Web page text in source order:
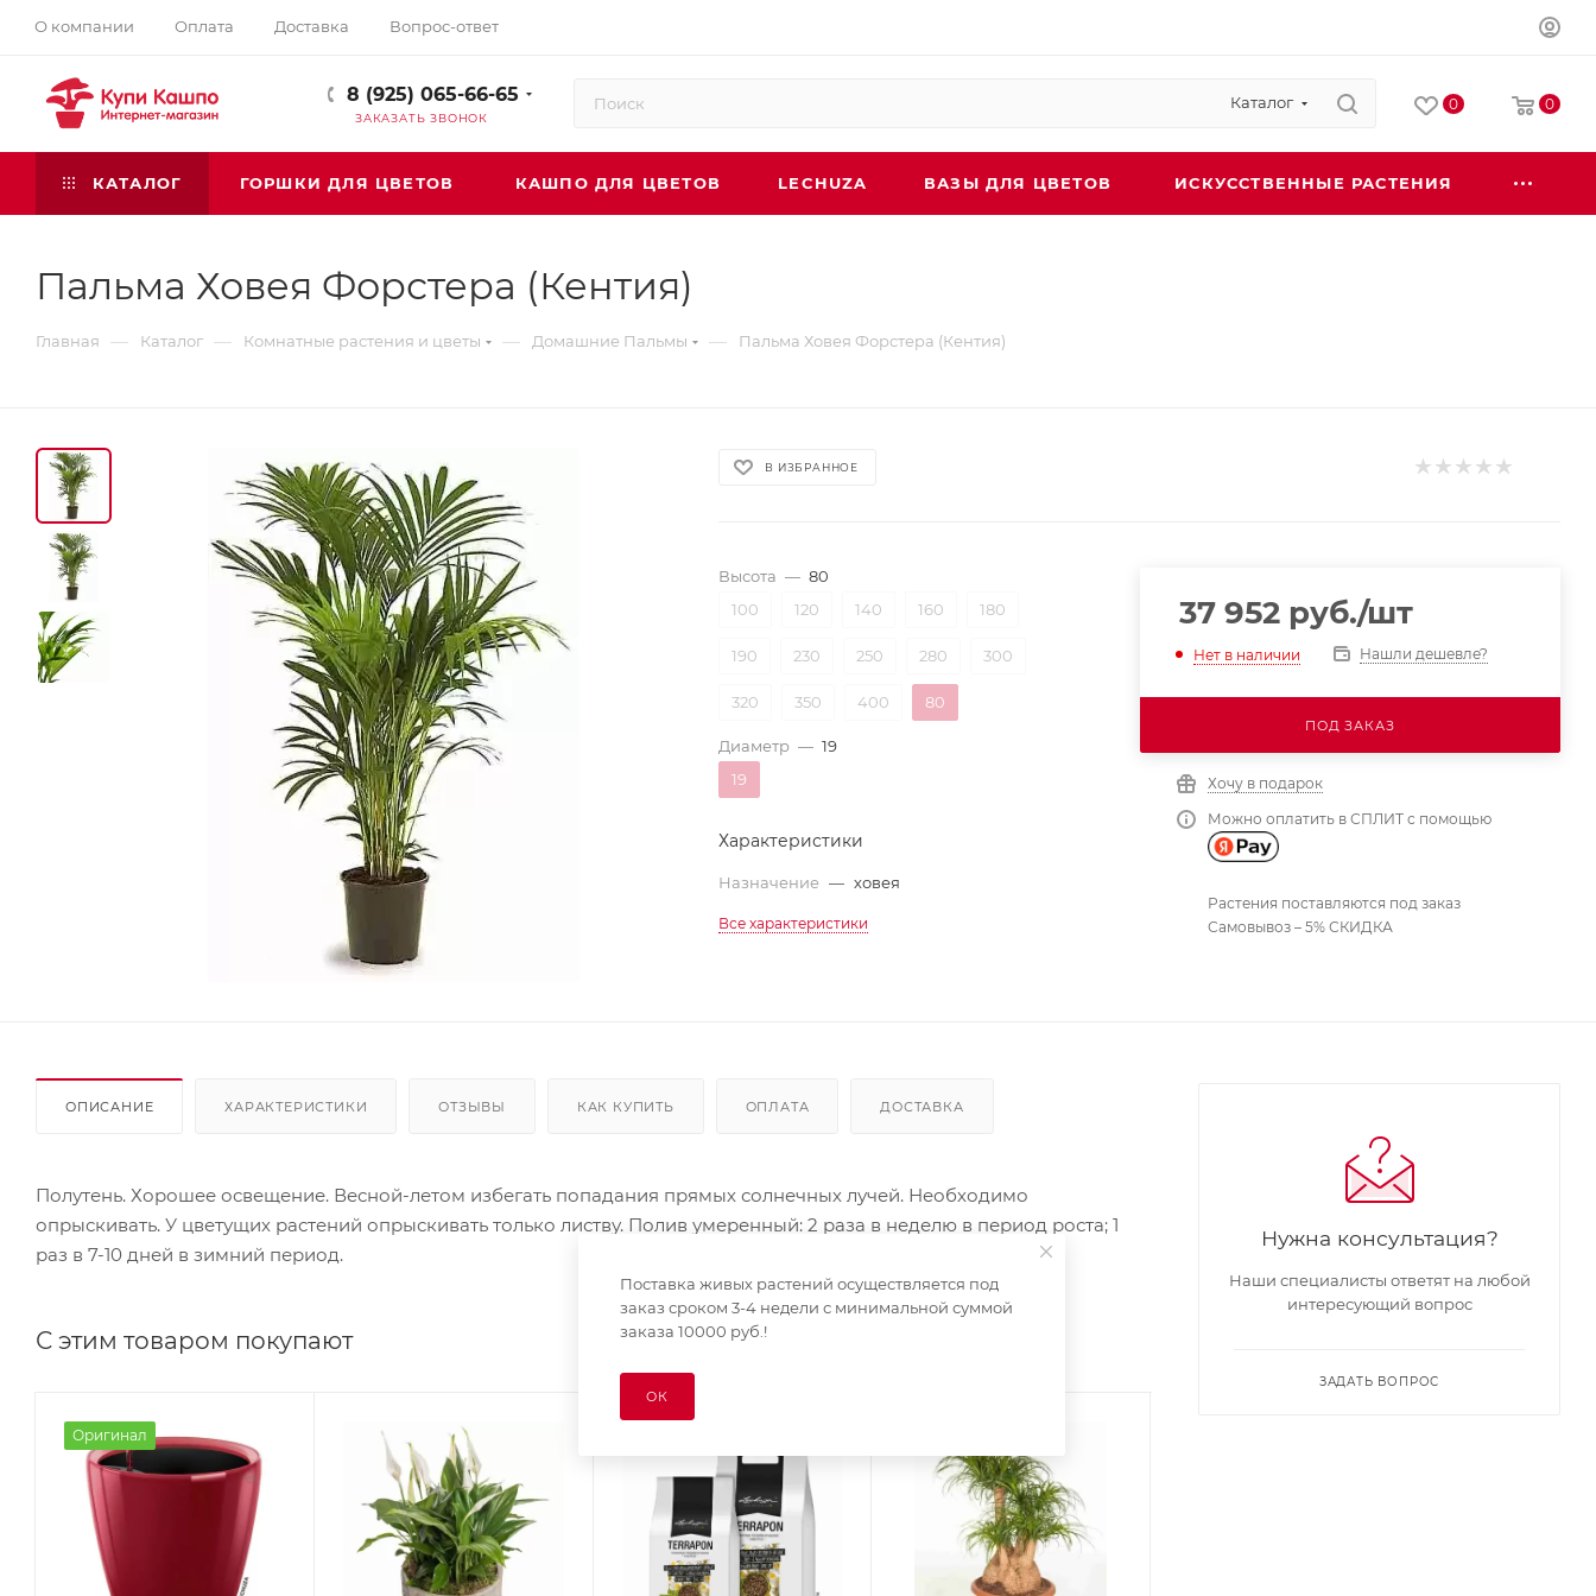
О компании Оплата Доставка Вопрос-ответ
8 (925) 065-66-65
ЗАКАЗАТЬ ЗВОНОК
Каталог 0 0
КАТАЛОГ ГОРШКИ ДЛЯ ЦВЕТОВ КАШПО ДЛЯ ЦВЕТОВ LECHUZA ВАЗЫ ДЛЯ ЦВЕТОВ ИСКУССТВЕННЫЕ РАСТЕНИЯ
Пальма Ховея Форстера (Кентия)
Главная — Каталог — Комнатные растения и цветы — Домашние Пальмы — Пальма Ховея Форстера (Кентия)
В ИЗБРАННОЕ
Высота — 80
100
120 140 160 180
190 230 250 280 300
320 350 400 80
Диаметр — 19
19
Характеристики
Назначение — ховея
Все характеристики
37 952руб./шт
Нет в наличии Нашли дешевле?
ПОД ЗАКАЗ
Хочу в подарок
Можно оплатить в СПЛИТ с помощью
Растения поставляются под заказ
Самовывоз – 5% СКИДКА
ОПИСАНИЕ ХАРАКТЕРИСТИКИ ОТЗЫВЫ КАК КУПИТЬ ОПЛАТА ДОСТАВКА
Полутень. Хорошее освещение. Весной-летом избегать попадания прямых солнечных лучей. Необходимо
опрыскивать. У цветущих растений опрыскивать только листву. Полив умеренный: 2 раза в неделю в период роста; 1
раз в 7-10 дней в зимний период.
С этим товаром покупают
Оригинал
Нужна консультация?
Наши специалисты ответят на любой
интересующий вопрос
ЗАДАТЬ ВОПРОС
Поставка живых растений осуществляется под
заказ сроком 3-4 недели с минимальной суммой
заказа 10000 руб.!
ОК